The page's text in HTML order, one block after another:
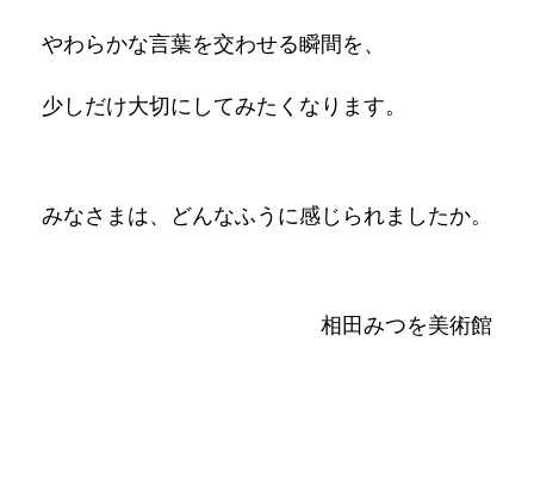
やわらかな言葉を交わせる瞬間を、
少しだけ大切にしてみたくなります。
みなさまは、どんなふうに感じられましたか。
相田みつを美術館